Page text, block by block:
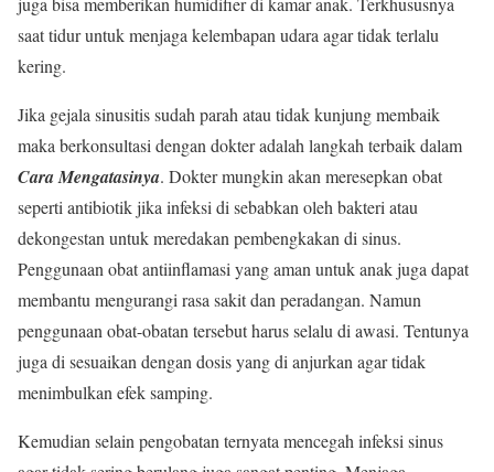
saat tidur untuk menjaga kelembapan udara agar tidak terlalu
kering.
Jika gejala sinusitis sudah parah atau tidak kunjung membaik
maka berkonsultasi dengan dokter adalah langkah terbaik dalam
Cara Mengatasinya. Dokter mungkin akan meresepkan obat
seperti antibiotik jika infeksi di sebabkan oleh bakteri atau
dekongestan untuk meredakan pembengkakan di sinus.
Penggunaan obat antiinflamasi yang aman untuk anak juga dapat
membantu mengurangi rasa sakit dan peradangan. Namun
penggunaan obat-obatan tersebut harus selalu di awasi. Tentunya
juga di sesuaikan dengan dosis yang di anjurkan agar tidak
menimbulkan efek samping.
Kemudian selain pengobatan ternyata mencegah infeksi sinus